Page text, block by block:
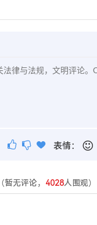
表情：
（暂无评论， 4028人围观）